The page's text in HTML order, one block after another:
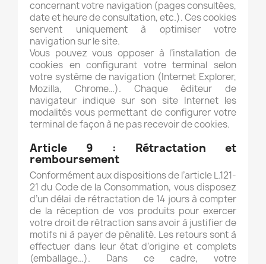
concernant votre navigation (pages consultées,
date et heure de consultation, etc.). Ces cookies
servent uniquement à optimiser votre
navigation sur le site.
Vous pouvez vous opposer à l’installation de
cookies en configurant votre terminal selon
votre système de navigation (Internet Explorer,
Mozilla, Chrome…). Chaque éditeur de
navigateur indique sur son site Internet les
modalités vous permettant de configurer votre
terminal de façon à ne pas recevoir de cookies.
Article 9 : Rétractation et
remboursement
Conformément aux dispositions de l’article L.121-
21 du Code de la Consommation, vous disposez
d’un délai de rétractation de 14 jours à compter
de la réception de vos produits pour exercer
votre droit de rétraction sans avoir à justifier de
motifs ni à payer de pénalité. Les retours sont à
effectuer dans leur état d’origine et complets
(emballage…). Dans ce cadre, votre